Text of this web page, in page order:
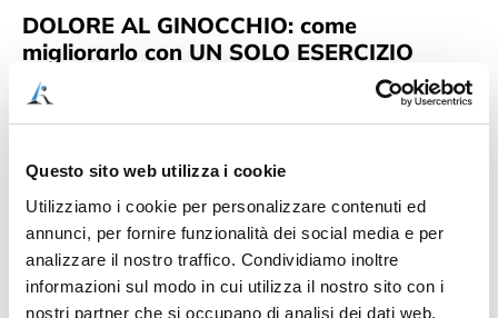
Questo sito web utilizza i cookie
Utilizziamo i cookie per personalizzare contenuti ed
annunci, per fornire funzionalità dei social media e per
analizzare il nostro traffico. Condividiamo inoltre
informazioni sul modo in cui utilizza il nostro sito con i
nostri partner che si occupano di analisi dei dati web,
DOLORE AL GINOCCHIO: come
migliorarlo con UN SOLO ESERCIZIO
ll dolore al ginocchio è un argomento che può essere molto
Leggi Tutto »